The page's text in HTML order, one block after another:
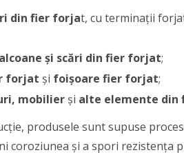
din fier forjat, cu terminații
și scări din fier forjat;
forjat și foișoare fier forjat;
mobilier și alte elemente
produsele sunt supuse
coroziunea și a spori rezistența